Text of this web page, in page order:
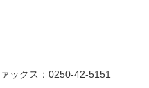
ックス：0250-42-5151